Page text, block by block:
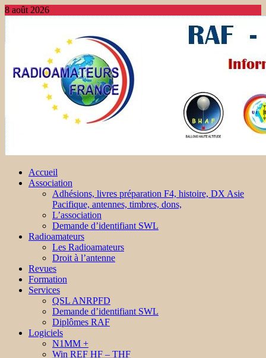
8 août 2026
Accueil
Association
Adhésions, livres préparation F4, histoire, DX Asie
Pacifique, antennes, timbres, dons,
L’association
Demande d’identifiant SWL
Radioamateurs
Les Radioamateurs
Droit à l’antenne
Revues
Formation
Services
QSL ANRPFD
Demande d’identifiant SWL
Diplômes RAF
Logiciels
N1MM +
Win REF HF – THF